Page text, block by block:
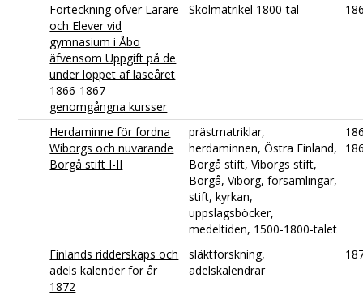
Förteckning öfver Lärare
och Elever vid
gymnasium i Åbo
äfvensom Uppgift på de
under loppet af läseåret
1866-1867
genomgångna kursser
Skolmatrikel 1800-tal
Herdaminne för fordna
Wiborgs och nuvarande
Borgå stift I-II
prästmatriklar,
herdaminnen, Östra Finland,
Borgå stift, Viborgs stift,
Borgå, Viborg, församlingar,
stift, kyrkan,
uppslagsböcker,
medeltiden, 1500-1800-talet
Finlands ridderskaps och
adels kalender för år
1872
släktforskning,
adelskalendrar